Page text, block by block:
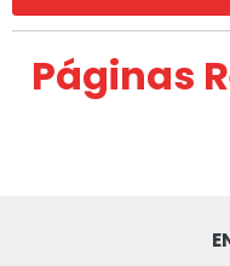
Páginas